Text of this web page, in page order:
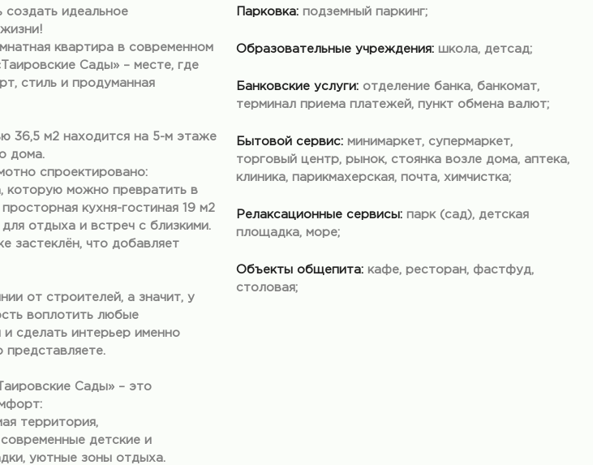
идеальное
квартира в современном
Сады» – месте, где
стиль и продуманная
36,5 м2 находится на 5-м этаже
дома.
спроектировано:
которую можно превратить в
кухня-гостиная 19 м2
отдыха и встреч с близкими.
застеклён, что добавляет
от строителей, а значит, у
воплотить любые
и сделать интерьер именно
представляете.
Сады» – это
территория,
детские и
уютные зоны отдыха.
Парковка: подземный паркинг;
Образовательные учреждения: школа, детсад;
Банковские услуги: отделение банка, банкомат,
терминал приема платежей, пункт обмена валют;
Бытовой сервис: минимаркет, супермаркет,
торговый центр, рынок, стоянка возле дома, аптека,
клиника, парикмахерская, почта, химчистка;
Релаксационные сервисы: парк (сад), детская
площадка, море;
Объекты общепита: кафе, ресторан, фастфуд,
столовая;